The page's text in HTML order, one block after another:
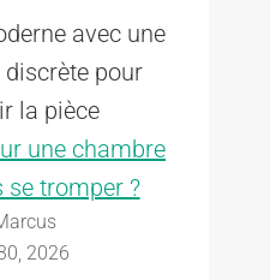
une chambre
se tromper ?
2026